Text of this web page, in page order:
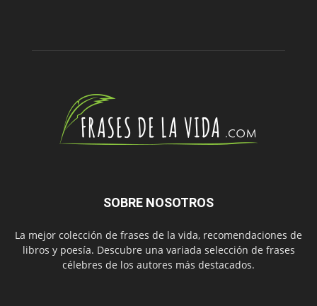
SOBRE NOSOTROS
La mejor colección de frases de la vida, recomendaciones de
libros y poesía. Descubre una variada selección de frases
célebres de los autores más destacados.